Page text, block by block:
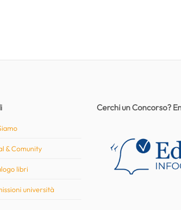
& Comunity
libri
università
Cerchi un Concorso?